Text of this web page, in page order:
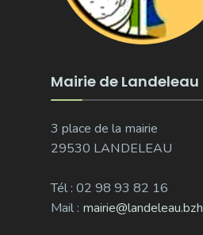
Mairie de Landeleau
3 place de la mairie
29530 LANDELEAU
Tél : 02 98 93 82 16
Mail : mairie@landeleau.bzh